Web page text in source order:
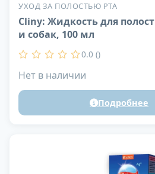
УХОД ЗА ПОЛОСТЬЮ РТА
Cliny: Жидкость для
и собак, 100 мл
0.0 ()
Нет в наличии
Подробнее